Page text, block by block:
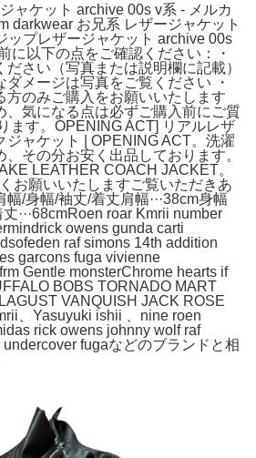
ャケット archive 00s v系 - メルカ
darkwear お兄系 レザージャケット
ップレザージャケット archive 00s
に以下の点をご確認ください：・
さい（写真または説明欄に記載）
ダメージは写真をご覧ください ・
方のみご購入をお願いいたします
、気になる点は必ずご購入前にご質
ます。OPENING ACT] リアルレザ
ジャケット | OPENING ACT。洗濯
その分お安く出品しております。
LEATHER COACH JACKET。
お願いいたしますご覧いただきあ
/身幅/袖丈/着丈肩幅···38cm身幅
丈···68cmRoen roar Kmrii number
owens gunda carti
raf simons 14th addition
garcons fuga vivienne
Gentle monsterChrome hearts if
BOBS TORNADO MART
VANQUISH JACK ROSE
、Yasuyuki ishii 、nine roen
rick owens johnny wolf raf
fugaなどのブランドと相